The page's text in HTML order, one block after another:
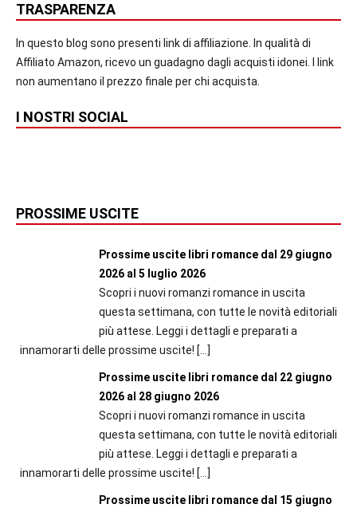
TRASPARENZA
In questo blog sono presenti link di affiliazione. In qualità di
Affiliato Amazon, ricevo un guadagno dagli acquisti idonei. I link
non aumentano il prezzo finale per chi acquista.
I NOSTRI SOCIAL
PROSSIME USCITE
Prossime uscite libri romance dal 29 giugno
2026 al 5 luglio 2026
Scopri i nuovi romanzi romance in uscita
questa settimana, con tutte le novità editoriali
più attese. Leggi i dettagli e preparati a
innamorarti delle prossime uscite! […]
Prossime uscite libri romance dal 22 giugno
2026 al 28 giugno 2026
Scopri i nuovi romanzi romance in uscita
questa settimana, con tutte le novità editoriali
più attese. Leggi i dettagli e preparati a
innamorarti delle prossime uscite! […]
Prossime uscite libri romance dal 15 giugno